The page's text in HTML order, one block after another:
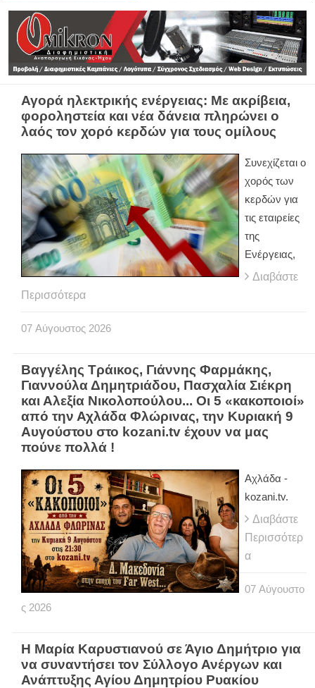
Αγορά ηλεκτρικής ενέργειας: Με ακρίβεια,
φοροληστεία και νέα δάνεια πληρώνει ο
λαός τον χορό κερδών για τους ομίλους
Συνεχίζεται ο
χορός των
κερδών για
τις εταιρείες
της
Ενέργειας,
Διαβάστε
Περισσότερα
07 Αύγουστος 2026
Βαγγέλης Τράικος, Γιάννης Φαρμάκης,
Γιαννούλα Δημητριάδου, Πασχαλία Σιέκρη
και Αλεξία Νικολοπούλου... Οι 5 «κακοποιοί»
από την Αχλάδα Φλώρινας, την Κυριακή 9
Αυγούστου στο kozani.tv έχουν να μας
πούνε πολλά !
Αχλάδα -
kozani.tv.
Διαβάστε
Περισσότερ
α
07 Αύγουστο
ς 2026
Η Μαρία Καρυστιανού σε Άγιο Δημήτριο για
να συναντήσει τον Σύλλογο Ανέργων και
Ανάπτυξης Αγίου Δημητρίου Ρυακίου